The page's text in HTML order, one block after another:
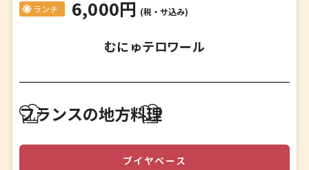
ランチ 6,000円 (税・サ込み)
むにゅテロワール
アペロ
✤
✤
フランスの地方料理
ブイヤベース